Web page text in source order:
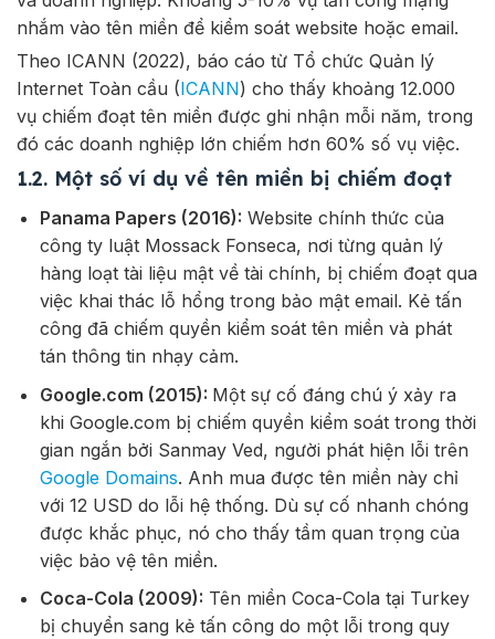
nhắm vào tên miền để kiểm soát website hoặc email.
Theo ICANN (2022), báo cáo từ Tổ chức Quản lý
Internet Toàn cầu (ICANN) cho thấy khoảng 12.000
vụ chiếm đoạt tên miền được ghi nhận mỗi năm, trong
đó các doanh nghiệp lớn chiếm hơn 60% số vụ việc.
1.2. Một số ví dụ về tên miền bị chiếm đoạt
Panama Papers (2016): Website chính thức của
công ty luật Mossack Fonseca, nơi từng quản lý
hàng loạt tài liệu mật về tài chính, bị chiếm đoạt qua
việc khai thác lỗ hổng trong bảo mật email. Kẻ tấn
công đã chiếm quyền kiểm soát tên miền và phát
tán thông tin nhạy cảm.
Google.com (2015): Một sự cố đáng chú ý xảy ra
khi Google.com bị chiếm quyền kiểm soát trong thời
gian ngắn bởi Sanmay Ved, người phát hiện lỗi trên
Google Domains. Anh mua được tên miền này chỉ
với 12 USD do lỗi hệ thống. Dù sự cố nhanh chóng
được khắc phục, nó cho thấy tầm quan trọng của
việc bảo vệ tên miền.
Coca-Cola (2009): Tên miền Coca-Cola tại Turkey
bị chuyển sang kẻ tấn công do một lỗi trong quy